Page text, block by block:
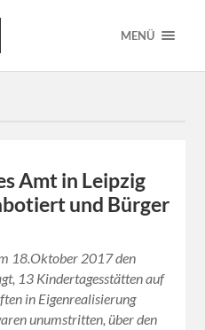
MENÜ
Amt in Leipzig
und Bürger
18.Oktober 2017 den
13 Kindertagesstätten auf
in Eigenrealisierung
unumstritten, über den